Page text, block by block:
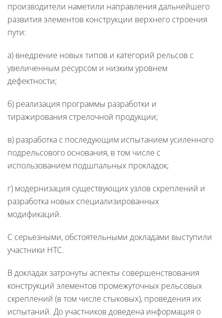
производители наметили направления дальнейшего
развития элементов конструкции верхнего строения
пути:
а) внедрение новых типов и категорий рельсов с
увеличенным ресурсом и низким уровнем
дефектности;
б) реализация программы разработки и
тиражирования стрелочной продукции;
в) разработка с последующим испытанием усиленного
подрельсового основания, в том числе с
использованием подшпальных прокладок;
г) модернизация существующих узлов скреплений и
разработка новых специализированных
модификаций.
С серьезными, обстоятельными докладами выступили
участники НТС.
В докладах затронуты аспекты совершенствования
конструкций элементов промежуточных рельсовых
скреплений (в том числе стыковых), проведения их
испытаний. До участников доведена информация о